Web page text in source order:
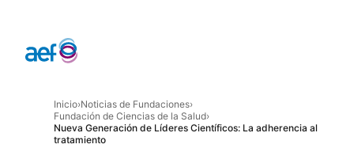
Inicio›Noticias de Fundaciones›
Fundación de Ciencias de la Salud›
Nueva Generación de Líderes Científicos: La adherencia al
tratamiento